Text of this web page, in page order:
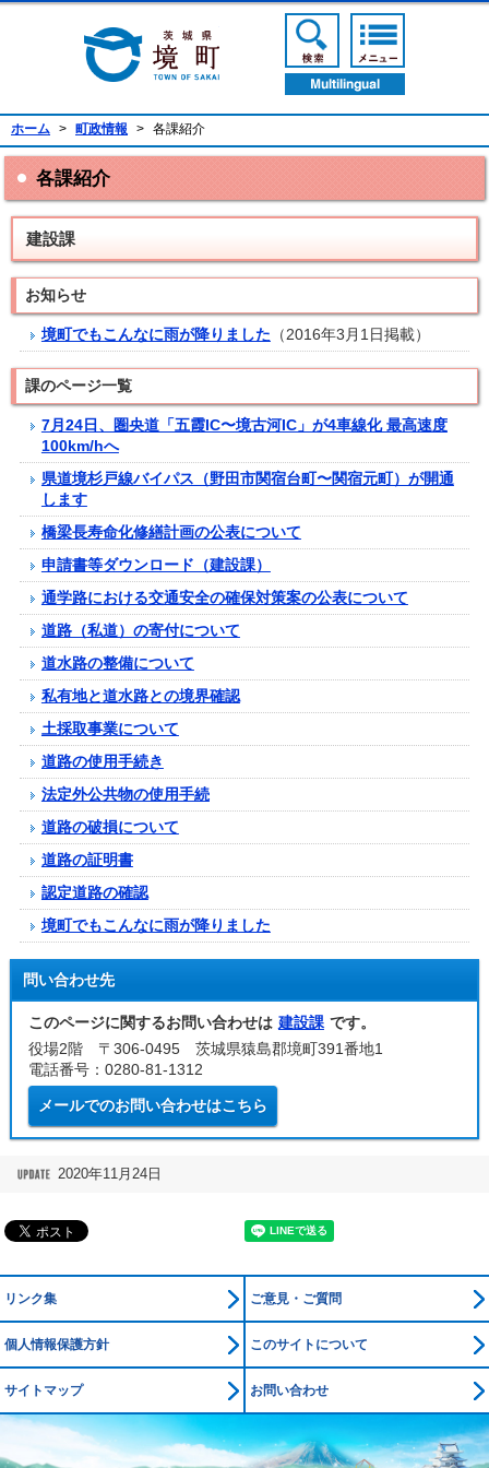
境町公式ホームページ検索ボタン
ホーム > 町政情報 > 各課紹介
各課紹介
建設課
お知らせ
境町でもこんなに雨が降りました （2016年3月1日掲載）
課のページ一覧
7月24日、圏央道「五霞IC〜境古河IC」が4車線化 最高速度
100km/hへ
県道境杉戸線バイパス（野田市関宿台町〜関宿元町）が開通
します
橋梁長寿命化修繕計画の公表について
申請書等ダウンロード（建設課）
通学路における交通安全の確保対策案の公表について
道路（私道）の寄付について
道水路の整備について
私有地と道水路との境界確認
土採取事業について
道路の使用手続き
法定外公共物の使用手続
道路の破損について
道路の証明書
認定道路の確認
境町でもこんなに雨が降りました
問い合わせ先
このページに関するお問い合わせは 建設課 です。
役場2階 〒306-0495 茨城県猿島郡境町391番地1
電話番号：0280-81-1312
メールでのお問い合わせはこちら
2020年11月24日
リンク集 ご意見・ご質問
個人情報保護方針 このサイトについて
サイトマップ お問い合わせ